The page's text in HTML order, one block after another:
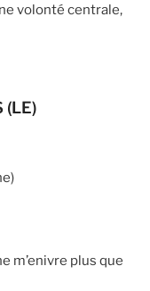
volonté centrale,
(LE)
m’enivre plus que